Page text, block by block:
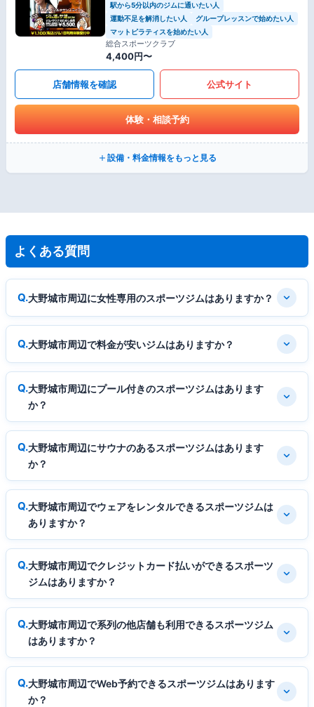
駅から5分以内のジムに通いたい人
運動不足を解消したい人
グループレッスンで始めたい人
マットピラティスを始めたい人
総合スポーツクラブ
4,400円〜
店舗情報を確認 公式サイト
体験・相談予約
設備・料金情報をもっと見る
よくある質問
大野城市周辺に女性専用のスポーツジムはありますか？
大野城市周辺で料金が安いジムはありますか？
大野城市周辺にプール付きのスポーツジムはあります
か？
大野城市周辺にサウナのあるスポーツジムはあります
か？
大野城市周辺でウェアをレンタルできるスポーツジムは
ありますか？
大野城市周辺でクレジットカード払いができるスポーツ
ジムはありますか？
大野城市周辺で系列の他店舗も利用できるスポーツジム
はありますか？
大野城市周辺でWeb予約できるスポーツジムはあります
か？